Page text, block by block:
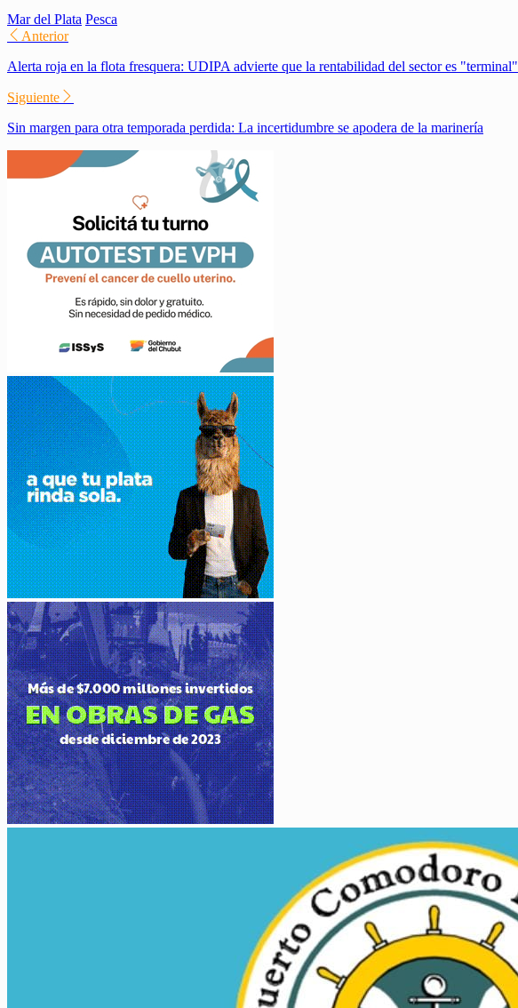
Compartir
Mar del Plata Pesca
Anterior
Alerta roja en la flota fresquera: UDIPA advierte que la rentabilidad del sector es "terminal"
Siguiente
Sin margen para otra temporada perdida: La incertidumbre se apodera de la marinería